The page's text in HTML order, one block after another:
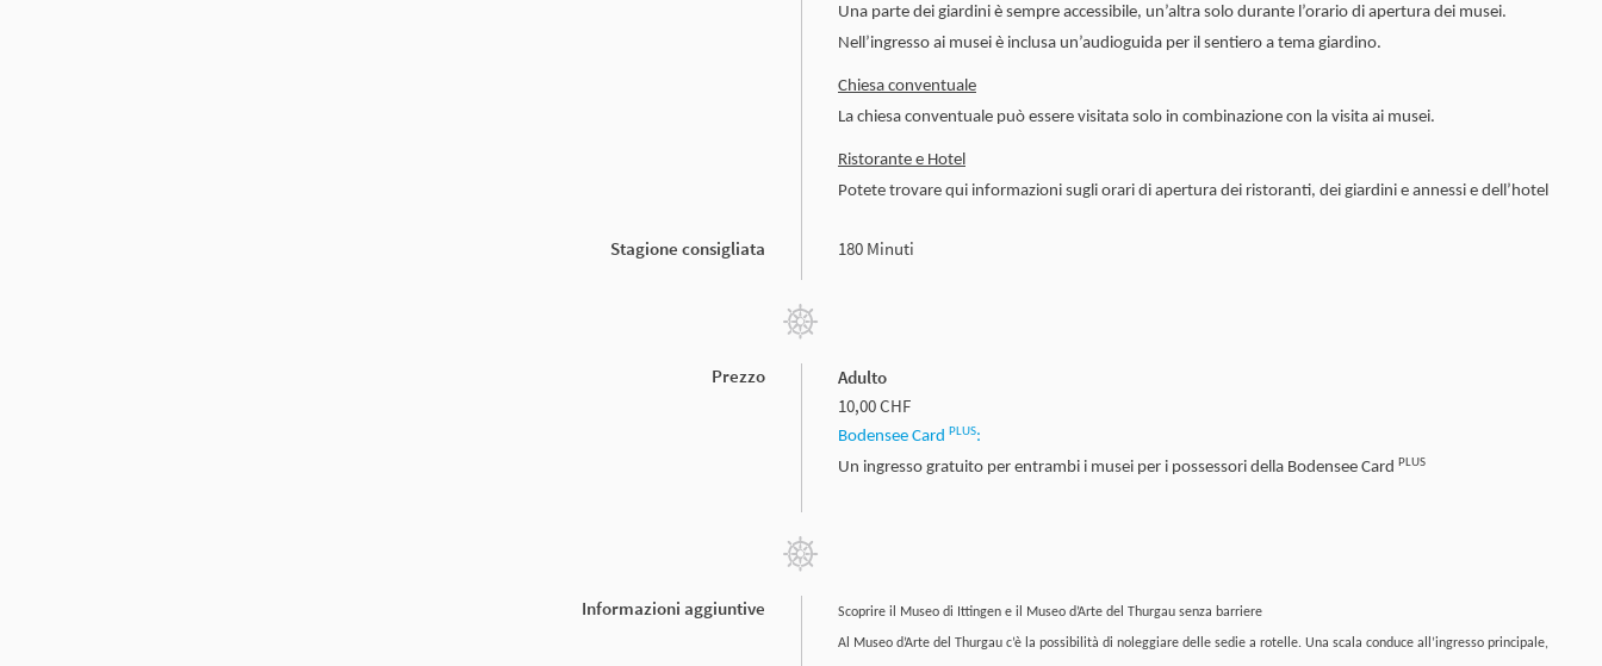
Una parte dei giardini è sempre accessibile, un’altra solo durante l’orario di apertura dei musei.
Nell’ingresso ai musei è inclusa un’audioguida per il sentiero a tema giardino.
Chiesa conventuale
La chiesa conventuale può essere visitata solo in combinazione con la visita ai musei.
Ristorante e Hotel
Potete trovare qui informazioni sugli orari di apertura dei ristoranti, dei giardini e annessi e dell’hotel
Stagione consigliata 180 Minuti
Prezzo
Adulto
10,00 CHF
Bodensee Card PLUS:
Un ingresso gratuito per entrambi i musei per i possessori della Bodensee Card PLUS
Informazioni aggiuntive Scoprire il Museo di Ittingen e il Museo d’Arte del Thurgau senza barriere
Al Museo d’Arte del Thurgau c’è la possibilità di noleggiare delle sedie a rotelle. Una scala conduce all’ingresso principale,